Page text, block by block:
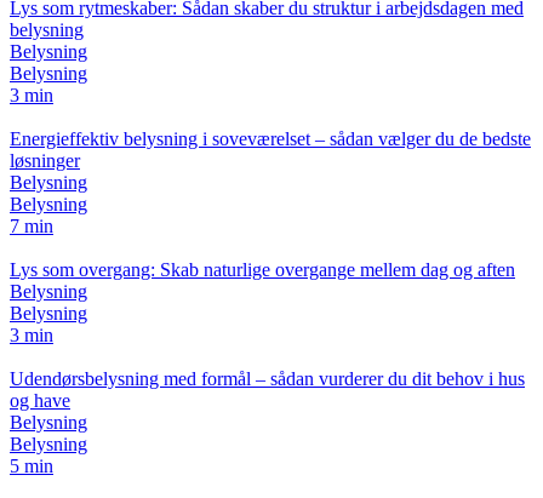
Lys som rytmeskaber: Sådan skaber du struktur i arbejdsdagen med
belysning
Belysning
Belysning
3 min
Energieffektiv belysning i soveværelset – sådan vælger du de bedste
løsninger
Belysning
Belysning
7 min
Lys som overgang: Skab naturlige overgange mellem dag og aften
Belysning
Belysning
3 min
Udendørsbelysning med formål – sådan vurderer du dit behov i hus
og have
Belysning
Belysning
5 min